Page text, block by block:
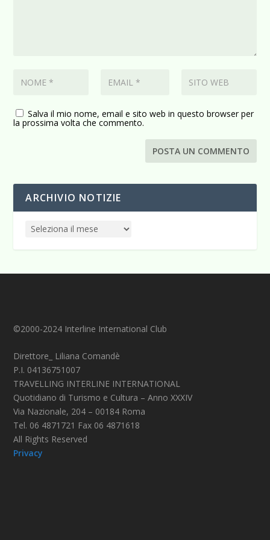
Salva il mio nome, email e sito web in questo browser per
la prossima volta che commento.
ARCHIVIO NOTIZIE
©2000-2024 Interline International Club
Direttore_ Liliana Comandè
P.I. 04136751007
TRAVELLING INTERLINE INTERNATIONAL
Quotidiano di Turismo e Cultura – Anno XXXIV
Via Nazionale, 204 – 00184 Roma
Tel. 06 4871721 Fax 06 4871618
All Rights Reserved
Privacy